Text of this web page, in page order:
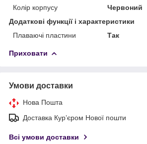
Колір корпусу
Червоний
Додаткові функції і характеристики
Плаваючі пластини
Так
Приховати
Умови доставки
Нова Пошта
Доставка Курʼєром Нової пошти
Всі умови доставки